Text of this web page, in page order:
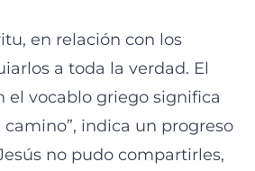
en relación con los
a toda la verdad. El
el vocablo griego significa
indica un progreso
no pudo compartirles,